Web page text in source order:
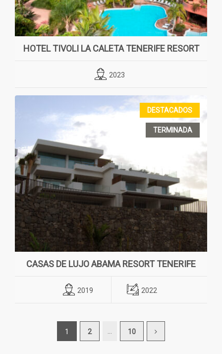
HOTEL TIVOLI LA CALETA TENERIFE RESORT
2023
DESTACADOS
TERMINADA
CASAS DE LUJO ABAMA RESORT TENERIFE
2019 2022
1 2 10